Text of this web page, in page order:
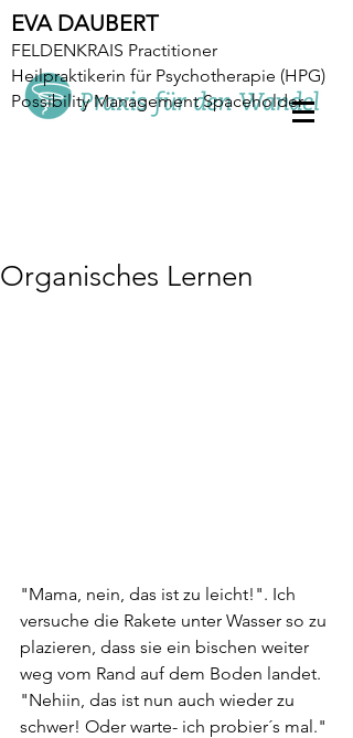
EVA DAUBERT
FELDENKRAIS Practitioner
Heilpraktikerin für Psychotherapie (HPG)
Possibility Management Spaceholder
Organisches Lernen
"Mama, nein, das ist zu leicht!". Ich
versuche die Rakete unter Wasser so zu
plazieren, dass sie ein bischen weiter
weg vom Rand auf dem Boden landet.
"Nehiin, das ist nun auch wieder zu
schwer! Oder warte- ich probier´s mal."